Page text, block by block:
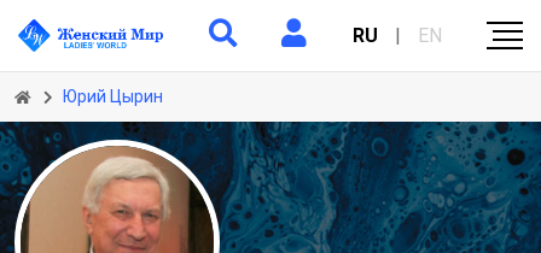
RU | EN
Юрий Цырин